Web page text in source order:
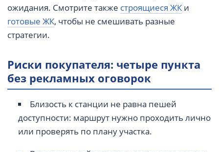
ожидания. Смотрите также строящиеся ЖК и
готовые ЖК, чтобы не смешивать разные
стратегии.
Риски покупателя: четыре пункта
без рекламных оговорок
Близость к станции не равна пешей
доступности: маршрут нужно проходить лично
или проверять по плану участка.